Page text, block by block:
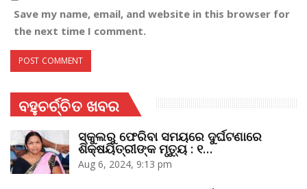
Save my name, email, and website in this browser for
the next time I comment.
ବହୁଚର୍ଚ୍ଚିତ ଖବର
ସ୍କୁଲରୁ ଫେରିବା ସମୟରେ ଦୁର୍ଘଟଣାରେ
ଶିକ୍ଷୟିତ୍ରୀଙ୍କ ମୃତ୍ୟୁ : ୧…
Aug 6, 2024, 9:13 pm